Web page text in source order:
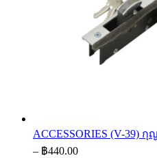
ACCESSORIES (V-39)
– ฿440.00Price